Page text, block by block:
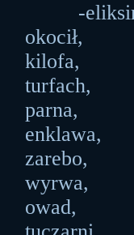
-
okocił,
kilofa,
turfach,
parna,
enklawa,
zarebo,
wyrwa,
owad,